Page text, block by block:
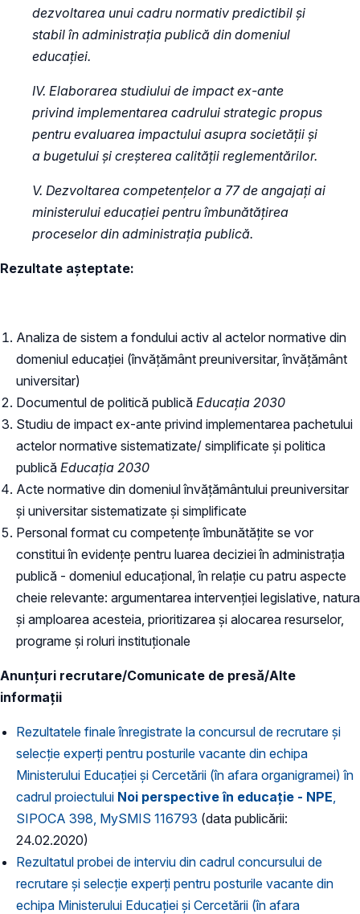
dezvoltarea unui cadru normativ predictibil și
stabil în administrația publică din domeniul
educației.
IV. Elaborarea studiului de impact ex-ante
privind implementarea cadrului strategic propus
pentru evaluarea impactului asupra societății și
a bugetului și creșterea calității reglementărilor.
V. Dezvoltarea competențelor a 77 de angajați ai
ministerului educației pentru îmbunătățirea
proceselor din administrația publică.
Rezultate așteptate:
Analiza de sistem a fondului activ al actelor normative din
domeniul educației (învățământ preuniversitar, învățământ
universitar)
Documentul de politică publică Educația 2030
Studiu de impact ex-ante privind implementarea pachetului
actelor normative sistematizate/ simplificate și politica
publică Educația 2030
Acte normative din domeniul învățământului preuniversitar
și universitar sistematizate și simplificate
Personal format cu competențe îmbunătățite se vor
constitui în evidențe pentru luarea deciziei în administrația
publică - domeniul educațional, în relație cu patru aspecte
cheie relevante: argumentarea intervenției legislative, natura
și amploarea acesteia, prioritizarea și alocarea resurselor,
programe și roluri instituționale
Anunțuri recrutare/Comunicate de presă/Alte
informații
Rezultatele finale înregistrate la concursul de recrutare și
selecție experți pentru posturile vacante din echipa
Ministerului Educației și Cercetării (în afara organigramei) în
cadrul proiectului Noi perspective în educație - NPE
SIPOCA 398, MySMIS 116793 (data publicării:
24.02.2020)
Rezultatul probei de interviu din cadrul concursului de
recrutare și selecție experți pentru posturile vacante din
echipa Ministerului Educației și Cercetării (în afara